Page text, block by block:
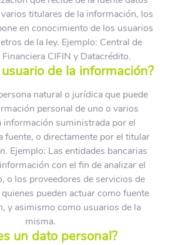
titulares de la información, los
en conocimiento de los usuarios
de la ley. Ejemplo: Central de
CIFIN y Datacrédito.
de la información?
natural o jurídica que puede
personal de uno o varios
información suministrada por el
fuente, o directamente por el titular
Ejemplo: Las entidades bancarias
con el fin de analizar el
o los proveedores de servicios de
pueden actuar como fuente
y asimismo como usuarios de la
misma.
un dato personal?